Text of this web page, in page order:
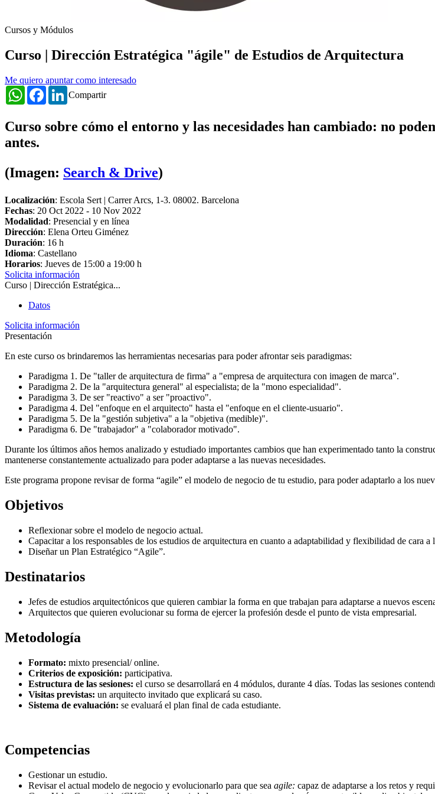
Cursos y Módulos
Curso | Dirección Estratégica "ágile" de Estudios de Arquitectura
Me quiero apuntar como interesado
Compartir
WhatsAppFacebookLinkedIn
Curso sobre cómo el entorno y las necesidades han cambiado: no
antes.
(Imagen: Search & Drive)
Localización: Escola Sert | Carrer Arcs, 1-3. 08002. Barcelona
Fechas: 20 Oct 2022 - 10 Nov 2022
Modalidad: Presencial y en línea
Dirección: Elena Orteu Giménez
Duración: 16 h
Idioma: Castellano
Horarios: Jueves de 15:00 a 19:00 h
Solicita información
Curso | Dirección Estratégica...
Datos
Solicita información
Presentación
En este curso os brindaremos las herramientas necesarias para poder afrontar seis paradigmas:
Paradigma 1 . De "taller de arquitectura de firma" a "empresa de arquitectura con imagen de marca".
Paradigma 2. De la "arquitectura general" al especialista; de la "mono especialidad".
Paradigma 3. De ser "reactivo" a ser "proactivo".
Paradigma 4. Del "enfoque en el arquitecto" hasta el "enfoque en el cliente-usuario".
Paradigma 5. De la "gestión subjetiva" a la "objetiva (medible)".
Paradigma 6. De "trabajador" a "colaborador motivado".
Durante los últimos años hemos analizado y estudiado importantes cambios que han experimentado tanto la
mantenerse constantemente actualizado para poder adaptarse a las nuevas necesidades.
Este programa propone revisar de forma “agile” el modelo de negocio de tu estudio, para poder adaptarlo a los
Objetivos
Reflexionar sobre el modelo de negocio actual.
Capacitar a los responsables de los estudios de arquitectura en cuanto a adaptabilidad y flexibilidad de cara
Diseñar un Plan Estratégico “Agile”.
Destinatarios
Jefes de estudios arquitectónicos que quieren cambiar la forma en que trabajan para adaptarse a nuevos
Arquitectos que quieren evolucionar su forma de ejercer la profesión desde el punto de vista empresarial.
Metodología
Formato: mixto presencial/ online.
Criterios de exposición: participativa.
Estructura de las sesiones: el curso se desarrollará en 4 módulos, durante 4 días. Todas las sesiones
Visitas previstas: un arquitecto invitado que explicará su caso.
Sistema de evaluación: se evaluará el plan final de cada estudiante.
Competencias
Gestionar un estudio.
Revisar el actual modelo de negocio y evolucionarlo para que sea agile: capaz de adaptarse a los retos y